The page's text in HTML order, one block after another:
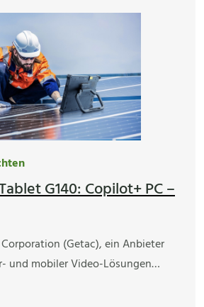
G140: Copilot+ PC –
(Getac), ein Anbieter
und mobiler Video-Lösungen…